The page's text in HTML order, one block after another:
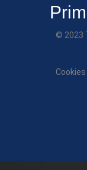
© 2023
Cookies